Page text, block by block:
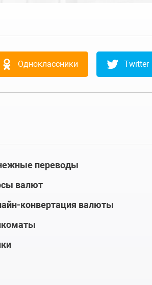
Одноклассники Twitter
переводы
валют
конвертация валюты